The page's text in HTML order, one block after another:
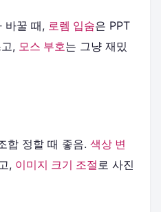
바꿀 때, 로렘 입숨은 PPT
, 모스 부호는 그냥 재밌
합 정할 때 좋음. 색상 변
, 이미지 크기 조절로 사진